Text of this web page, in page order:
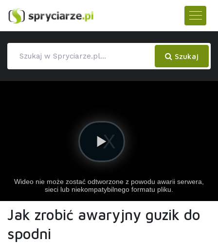
Szukaj
Jak zrobić awaryjny guzik do
spodni